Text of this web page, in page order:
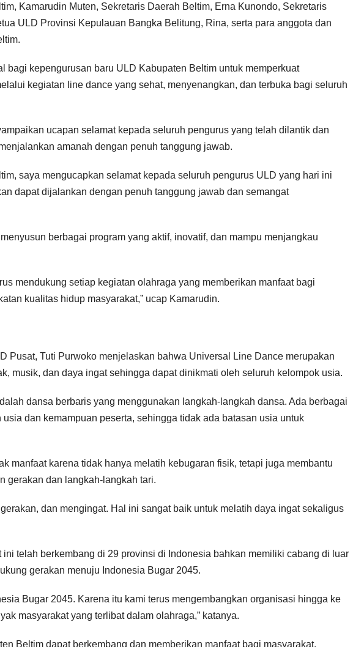
Kamarudin Muten, Sekretaris Daerah Beltim, Erna Kunondo, Sekretaris
ULD Provinsi Kepulauan Bangka Belitung, Rina, serta para anggota dan
bagi kepengurusan baru ULD Kabupaten Beltim untuk memperkuat
kegiatan line dance yang sehat, menyenangkan, dan terbuka bagi seluruh
ucapan selamat kepada seluruh pengurus yang telah dilantik dan
amanah dengan penuh tanggung jawab.
saya mengucapkan selamat kepada seluruh pengurus ULD yang hari ini
dapat dijalankan dengan penuh tanggung jawab dan semangat
berbagai program yang aktif, inovatif, dan mampu menjangkau
mendukung setiap kegiatan olahraga yang memberikan manfaat bagi
kualitas hidup masyarakat,” ucap Kamarudin.
Pusat, Tuti Purwoko menjelaskan bahwa Universal Line Dance merupakan
musik, dan daya ingat sehingga dapat dinikmati oleh seluruh kelompok usia.
dansa berbaris yang menggunakan langkah-langkah dansa. Ada berbagai
dan kemampuan peserta, sehingga tidak ada batasan usia untuk
manfaat karena tidak hanya melatih kebugaran fisik, tetapi juga membantu
gerakan dan langkah-langkah tari.
dan mengingat. Hal ini sangat baik untuk melatih daya ingat sekaligus
telah berkembang di 29 provinsi di Indonesia bahkan memiliki cabang di luar
gerakan menuju Indonesia Bugar 2045.
Bugar 2045. Karena itu kami terus mengembangkan organisasi hingga ke
masyarakat yang terlibat dalam olahraga,” katanya.
Beltim dapat berkembang dan memberikan manfaat bagi masyarakat.